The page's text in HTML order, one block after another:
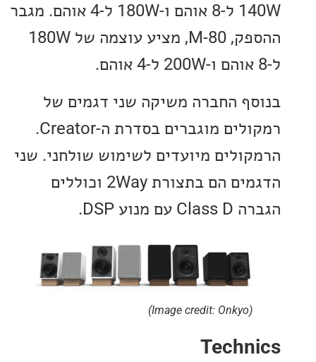
140W ל-8 אוהם ו-180W ל-4 אוהם. מגבר
ההספק, M-80, מציע עוצמה של 180W
החברה משיקה שני דגמים של
רמקולים מוגברים בסדרת ה-Creator.
מיועדים לשימוש שולחני. שני
הדגמים הם בתצורת 2Way וכוללים